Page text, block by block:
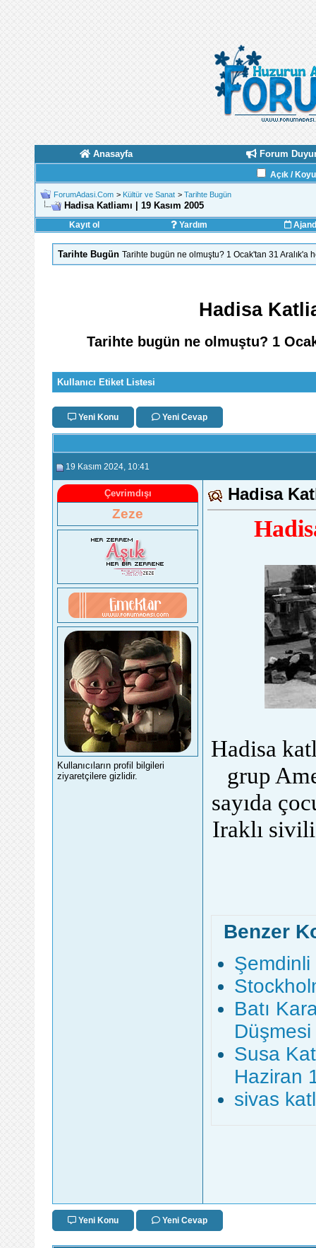
Anasayfa Forum
Açık /
ForumAdasi.Com > Kültür ve Sanat > Tarihte Bugün
Hadisa Katliamı | 19 Kasım 2005
Kayıt ol Yardım
Tarihte Bugün Tarihte bugün ne olmuştu? 1 Ocak'tan 31 Aralık'a
Hadisa
Tarihte bugün ne olmuştu? 1
Kullanıcı Etiket Listesi
Yeni Konu Yeni Cevap
19 Kasım 2024 , 10:41
Çevrimdışı
Zeze
Kullanıcıların profil bilgileri
ziyaretçilere gizlidir.
Hadisa
Hadisa
grup
sayıda
Iraklı
Benzer
Şemdinli
Batı
Susa
Haziran
sivas
Yeni Konu Yeni Cevap